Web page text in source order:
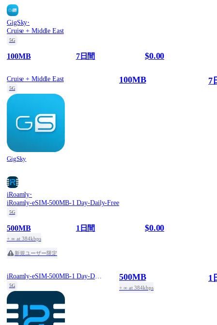
GigSky·
Cruise + Middle East
5G
100MB 7日間 $0.00
Cruise + Middle East
5G
GigSky
100MB 7
iRoamly·
iRoamly-eSIM-500MB-1 Day-Daily-Free
5G
500MB
+ ∞ at 384kbps
1日間 $0.00
新規ユーザー限定
iRoamly-eSIM-500MB-1 Day-Daily-Free
5G
500MB
+ ∞ at 384kbps
1